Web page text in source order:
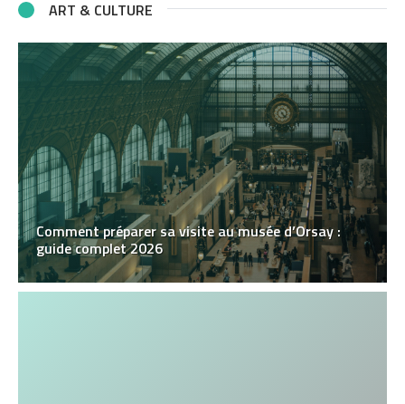
ART & CULTURE
Comment préparer sa visite au musée d’Orsay :
guide complet 2026